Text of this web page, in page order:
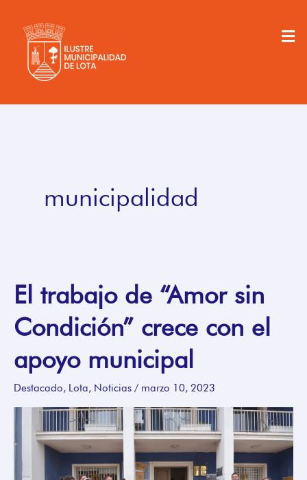
contenido
municipalidad
El trabajo de “Amor sin
Condición” crece con el
apoyo municipal
Destacado, Lota, Noticias / marzo 10, 2023
El
trabajo
de
sin
municipal